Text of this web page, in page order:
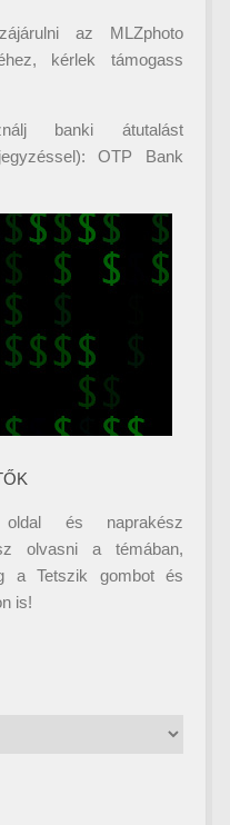
az MLZphoto
kérlek támogass
banki átutalást
OTP Bank
és naprakész
olvasni a témában,
a Tetszik gombot és
is!